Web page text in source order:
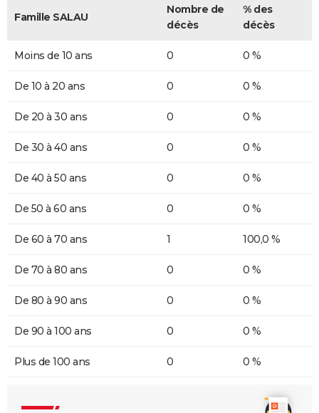
Famille SALAU
Nombre de
décès
% des
décès
Moins de 10 ans 0 0 %
De 10 à 20 ans 0 0 %
De 20 à 30 ans 0 0 %
De 30 à 40 ans 0 0 %
De 40 à 50 ans 0 0 %
De 50 à 60 ans 0 0 %
De 60 à 70 ans 1 100,0 %
De 70 à 80 ans 0 0 %
De 80 à 90 ans 0 0 %
De 90 à 100 ans 0 0 %
Plus de 100 ans 0 0 %